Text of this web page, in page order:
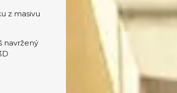
z masivu
navržený